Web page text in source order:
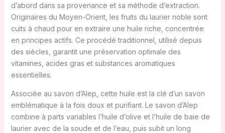
d’abord dans sa provenance et sa méthode d’extraction.
Originaires du Moyen-Orient, les fruits du laurier noble sont
cuits à chaud pour en extraire une huile riche, concentrée
en principes actifs. Ce procédé traditionnel, utilisé depuis
des siècles, garantit une préservation optimale des
vitamines, acides gras et substances aromatiques
essentielles.
Associée au savon d’Alep, cette huile est la clé d’un savon
emblématique à la fois doux et purifiant. Le savon d’Alep
combine à parts variables l’huile d’olive et l’huile de baie de
laurier avec de la soude et de l’eau, puis subit un long